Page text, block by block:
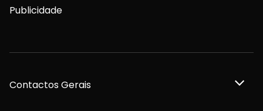
Publicidade
Contactos Gerais